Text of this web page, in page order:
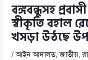
বঙ্গবন্ধুসহ
স্বীকৃতি বহাল
খসড়া উঠছে
/আইন আদালত,জাতীয়,